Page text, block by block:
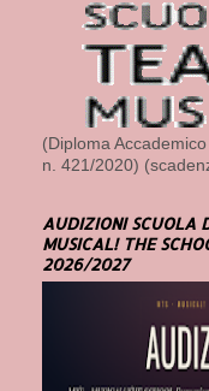
(Diploma
n. 421/2020)
AUDIZIONI SCUOLA
MUSICAL! THE
2026/2027